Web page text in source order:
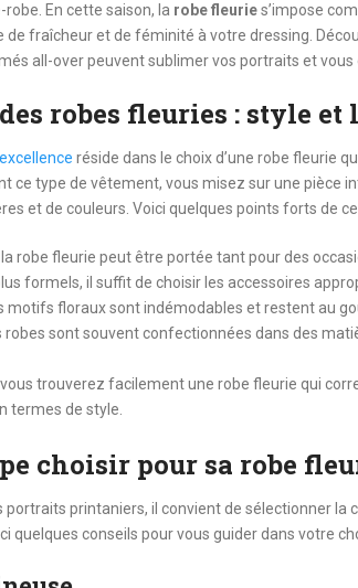
En cette saison, la robe fleuries’impose
de fraîcheur et de féminité à votre dressing.
all-over peuvent sublimer vos portraits et
robes fleuries : style et
réside dans le choix d’une robe fleurie
ce type de vêtement, vous misez sur une pièce
et de couleurs. Voici quelques points forts de
la robe fleurie peut être portée tant pour des
formels, il suffit de choisir les accessoires
motifs floraux sont indémodables et restent au
robes sont souvent confectionnées dans des
vous trouverez facilement une robe fleurie qui
termes de style.
choisir pour sa robe
portraits printaniers, il convient de sélectionner la
quelques conseils pour vous guider dans votre